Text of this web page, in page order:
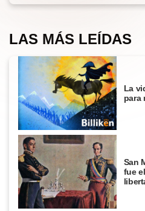
LAS MÁS LEÍDAS
La
para
San
fue